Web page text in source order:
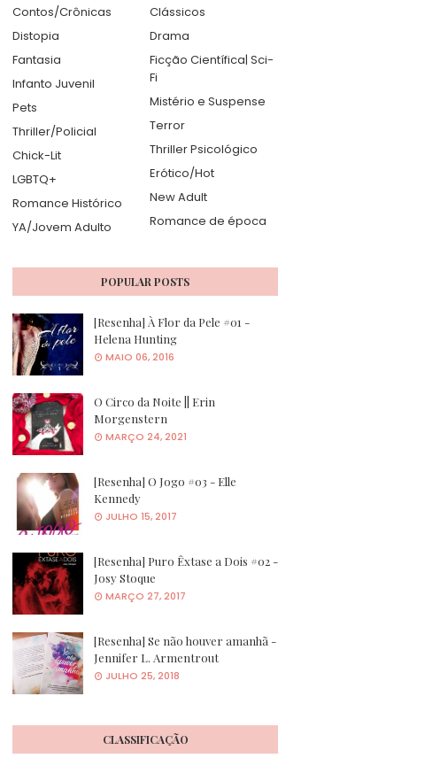
Contos/Crônicas
Clássicos
Distopia
Drama
Fantasia
Ficção Científica| Sci-
Fi
Infanto Juvenil
Mistério e Suspense
Pets
Terror
Thriller/Policial
Thriller Psicológico
Chick-Lit
Erótico/Hot
LGBTQ+
New Adult
Romance Histórico
Romance de época
YA/Jovem Adulto
POPULAR POSTS
[Resenha] À Flor da Pele #01 -
Helena Hunting
MAIO 06, 2016
O Circo da Noite || Erin
Morgenstern
MARÇO 24, 2021
[Resenha] O Jogo #03 - Elle
Kennedy
JULHO 15, 2017
[Resenha] Puro Êxtase a Dois #02 -
Josy Stoque
MARÇO 27, 2017
[Resenha] Se não houver amanhã -
Jennifer L. Armentrout
JULHO 25, 2018
CLASSIFICAÇÃO